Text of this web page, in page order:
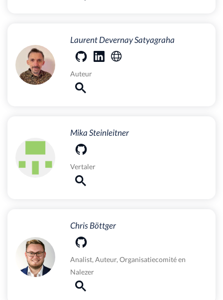
Laurent Devernay Satyagraha
Auteur
Mika Steinleitner
Vertaler
Chris Böttger
Analist, Auteur, Organisatiecomitéen
Nalezer